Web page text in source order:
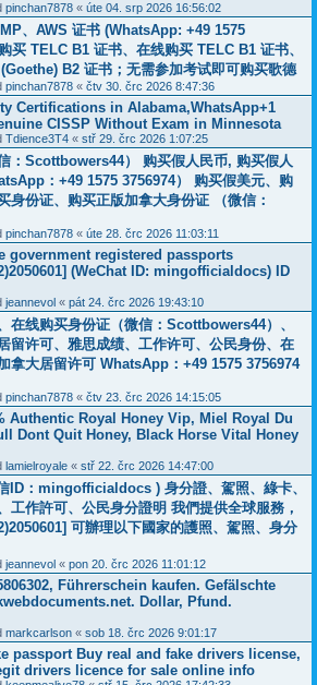
pinchan7878 « úte 04. srp 2026 16:56:02
、AWS 证书 (WhatsApp: +49 1575
买 TELC B1 证书、在线购买 TELC B1 证书、
B2 证书；无需参加考试即可购买歌德
pinchan7878 « čtv 30. črc 2026 8:47:36
Certifications in Alabama,WhatsApp+1
CISSP Without Exam in Minnesota
Tdience3T4 « stř 29. črc 2026 1:07:25
：Scottbowers44） 购买假人民币, 购买假人
：+49 1575 3756974） 购买假美元、购
身份证、购买正版加拿大身份证 （微信：
pinchan7878 « úte 28. črc 2026 11:03:11
government registered passports
(WeChat ID: mingofficialdocs) ID
jeannevol « pát 24. črc 2026 19:43:10
在线购买身份证（微信：Scottbowers44）、
留许可、雅思成绩、工作许可、公民身份、在
拿大居留许可 WhatsApp：+49 1575 3756974
pinchan7878 « čtv 23. črc 2026 14:15:05
Authentic Royal Honey Vip, Miel Royal Du
Dont Quit Honey, Black Horse Vital Honey
lamielroyale « stř 22. črc 2026 14:47:00
ID：mingofficialdocs ) 身分證、駕照、綠卡、
工作許可、公民身分證明 我們提供全球服務，
可辦理以下國家的護照、駕照、身分
jeannevol « pon 20. črc 2026 11:01:12
Führerschein kaufen. Gefälschte
Dollar, Pfund.
markcarlson « sob 18. črc 2026 9:01:17
passport Buy real and fake drivers license,
drivers licence for sale online info